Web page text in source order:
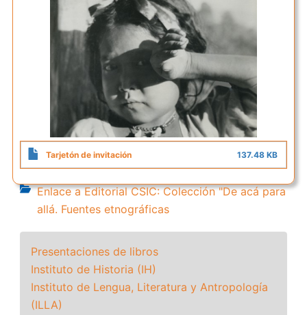
Tarjetón de invitación 137.48 KB
Enlace a Editorial CSIC: Colección "De acá para
allá. Fuentes etnográficas
Presentaciones de libros
Instituto de Historia (IH)
Instituto de Lengua, Literatura y Antropología
(ILLA)